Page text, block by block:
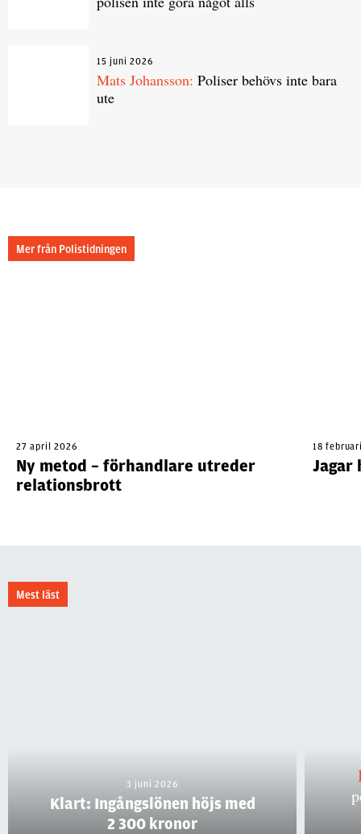
15 juni 2026
Mats Johansson: Poliser behövs inte bara
ute
Mer från Polistidningen
27 april 2026
Ny metod – förhandlare utreder
relationsbrott
18
Jagar
Mest läst
3 juni 2026
Klart: Ingångslönen höjs med
2 300 kronor